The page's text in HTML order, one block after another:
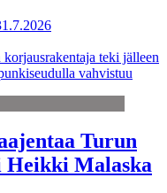
teki jälleen
vahvistuu
Turun
Heikki Malaska